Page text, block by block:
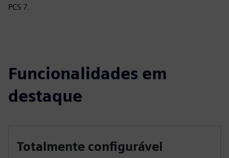
PCS 7.
Funcionalidades em
destaque
Totalmente configurável